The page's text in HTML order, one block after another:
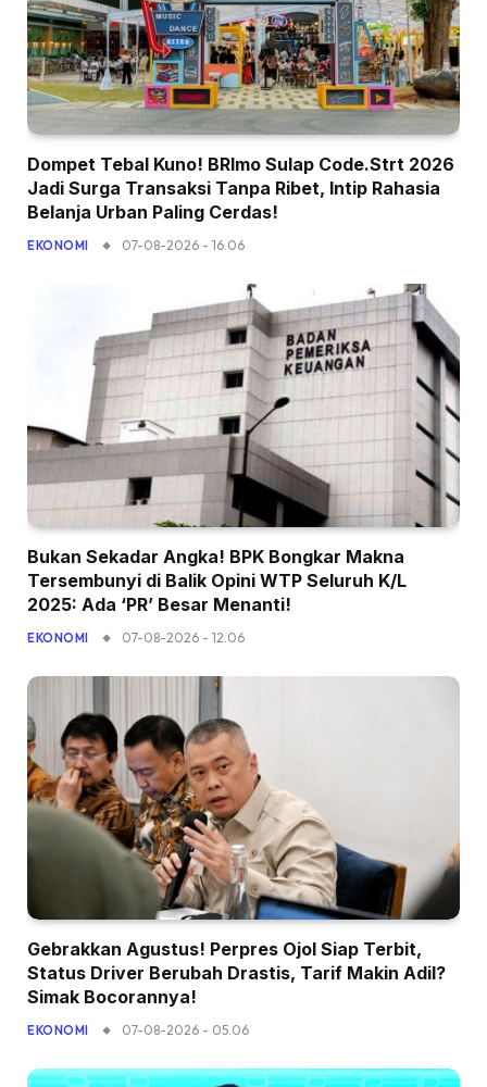
Dompet Tebal Kuno! BRImo Sulap Code.Strt 2026
Jadi Surga Transaksi Tanpa Ribet, Intip Rahasia
Belanja Urban Paling Cerdas!
EKONOMI 07-08-2026 - 16.06
Bukan Sekadar Angka! BPK Bongkar Makna
Tersembunyi di Balik Opini WTP Seluruh K/L
2025: Ada ‘PR’ Besar Menanti!
EKONOMI 07-08-2026 - 12.06
Gebrakkan Agustus! Perpres Ojol Siap Terbit,
Status Driver Berubah Drastis, Tarif Makin Adil?
Simak Bocorannya!
EKONOMI 07-08-2026 - 05.06